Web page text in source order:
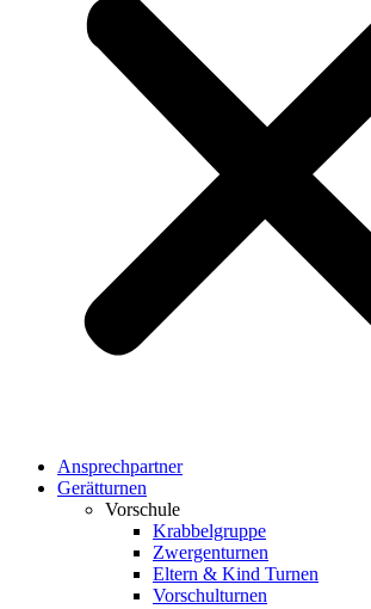
Ansprechpartner
Gerätturnen
Vorschule
Krabbelgruppe
Zwergenturnen
Eltern & Kind Turnen
Vorschulturnen